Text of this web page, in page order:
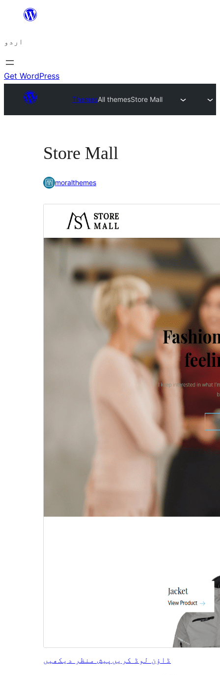
چھوڑیں
پر
جائیں
اردو
Get WordPress
ThemesAll themesStore Mall
Store Mall
moralthemes
پیش منظر دیکھیں ڈاؤن لوڈ کریں